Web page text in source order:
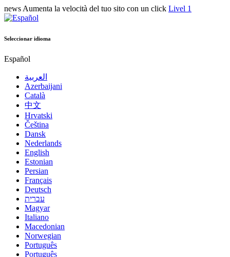
news Aumenta la velocità del tuo sito con un click Livel 1
Seleccionar idioma
Español
العربية
Azerbaijani
Català
中文
Hrvatski
Čeština
Dansk
Nederlands
English
Estonian
Persian
Français
Deutsch
עברית
Magyar
Italiano
Macedonian
Norwegian
Português
Português